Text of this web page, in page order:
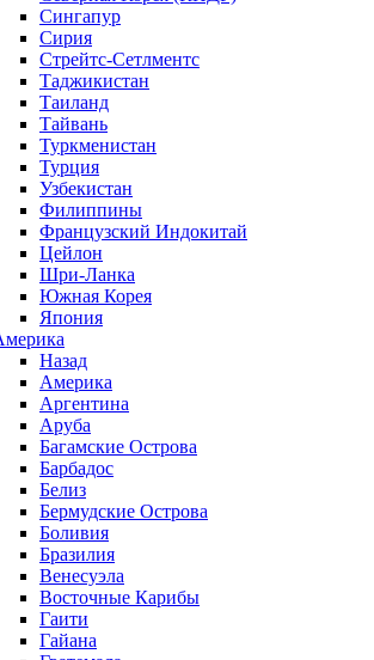
Сингапур
Сирия
Стрейтс-Сетлментс
Таджикистан
Таиланд
Тайвань
Туркменистан
Турция
Узбекистан
Филиппины
Французский Индокитай
Цейлон
Шри-Ланка
Южная Корея
Япония
Назад
Америка
Аргентина
Аруба
Багамские Острова
Барбадос
Белиз
Бермудские Острова
Боливия
Бразилия
Венесуэла
Восточные Карибы
Гаити
Гайана